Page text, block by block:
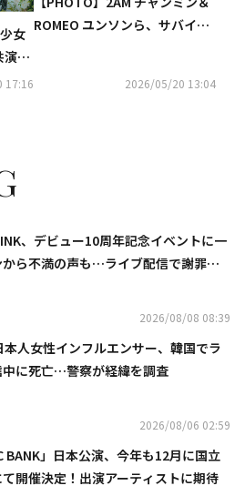
女
演
17:16
ROMEO ユンソンら、サバイバ
2026/05/20 13:04
、デビュー10周年記念イベントに一
ら不満の声も…ライブ配信で謝罪
2026/08/08 08:39
本人女性インフルエンサー、韓国でラ
中に死亡…警察が経緯を調査
2026/08/06 02:59
BANK」日本公演、今年も12月に国立
開催決定！出演アーティストに期待